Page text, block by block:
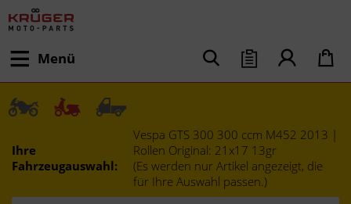
Menü
Ihre
Fahrzeugauswahl:
Vespa GTS 300 300 ccm M452 2013 |
Rollen Original: 21x17 13gr
(Es werden nur Artikel angezeigt, die
für Ihre Auswahl passen.)